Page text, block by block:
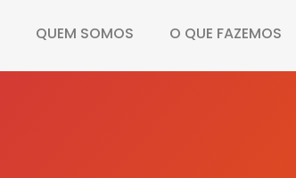
QUEM SOMOS O QUE FAZEMOS